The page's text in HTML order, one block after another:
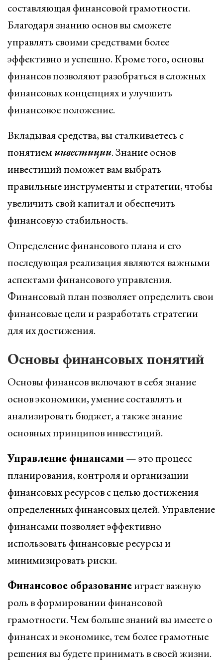
составляющая финансовой грамотности.
Благодаря знанию основ вы сможете
управлять своими средствами более
эффективно и успешно. Кроме того, основы
финансов позволяют разобраться в сложных
финансовых концепциях и улучшить
финансовое положение.
Вкладывая средства, вы сталкиваетесь с
понятием инвестиции. Знание основ
инвестиций поможет вам выбрать
правильные инструменты и стратегии, чтобы
увеличить свой капитал и обеспечить
финансовую стабильность.
Определение финансового плана и его
последующая реализация являются важными
аспектами финансового управления.
Финансовый план позволяет определить свои
финансовые цели и разработать стратегии
для их достижения.
Основы финансовых понятий
Основы финансов включают в себя знание
основ экономики, умение составлять и
анализировать бюджет, а также знание
основных принципов инвестиций.
Управление финансами— это процесс
планирования, контроля и организации
финансовых ресурсов с целью достижения
определенных финансовых целей. Управление
финансами позволяет эффективно
использовать финансовые ресурсы и
минимизировать риски.
Финансовое образованиеиграет важную
роль в формировании финансовой
грамотности. Чем больше знаний вы имеете о
финансах и экономике, тем более грамотные
решения вы будете принимать в своей жизни.